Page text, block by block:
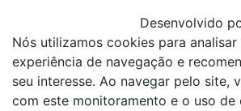
Desenvolvido
Nós utilizamos cookies para analisar
experiência de navegação e
seu interesse. Ao navegar pelo site,
com este monitoramento e o uso de